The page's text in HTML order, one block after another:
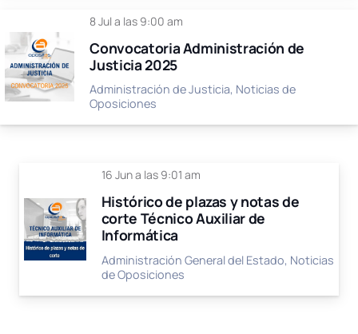
8 Jul a las 9:00 am
Convocatoria Administración de
Justicia 2025
Administración de Justicia, Noticias de
Oposiciones
16 Jun a las 9:01 am
Histórico de plazas y notas de
corte Técnico Auxiliar de
Informática
Administración General del Estado, Noticias
de Oposiciones